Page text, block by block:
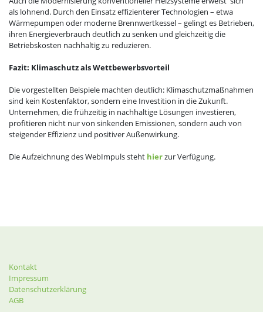
als lohnend. Durch den Einsatz effizienterer Technologien – etwa
Wärmepumpen oder moderne Brennwertkessel – gelingt es Betrieben,
ihren Energieverbrauch deutlich zu senken und gleichzeitig die
Betriebskosten nachhaltig zu reduzieren.
Fazit: Klimaschutz als Wettbewerbsvorteil
Die vorgestellten Beispiele machten deutlich: Klimaschutzmaßnahmen
sind kein Kostenfaktor, sondern eine Investition in die Zukunft.
Unternehmen, die frühzeitig in nachhaltige Lösungen investieren,
profitieren nicht nur von sinkenden Emissionen, sondern auch von
steigender Effizienz und positiver Außenwirkung.
Die Aufzeichnung des WebImpuls steht hierzur Verfügung.
Kontakt
Impressum
Datenschutzerklärung
AGB